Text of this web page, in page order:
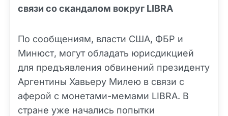
связи со скандалом вокруг LIBRA
По сообщениям, власти США, ФБР и
Минюст, могут обладать юрисдикцией
для предъявления обвинений президенту
Аргентины Хавьеру Милею в связи с
аферой с монетами-мемами LIBRA. В
стране уже начались попытки